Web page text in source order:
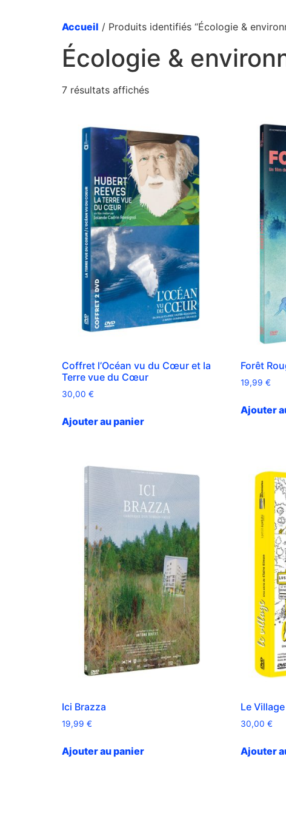
Accueil / Produits identifiés “Écologie &
Écologie &
7 résultats affichés
Coffret l’Océan vu du Cœur et la
Terre vue du Cœur
30,00 €
Ajouter au panier
Forêt
19,99 €
Ajouter
Ici Brazza
19,99 €
Ajouter au panier
Le Village
30,00 €
Ajouter